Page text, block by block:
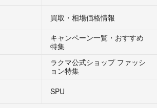
買取・相場価格情報
キャンペーン一覧・おすすめ
特集
ラクマ公式ショップ ファッシ
ョン特集
SPU